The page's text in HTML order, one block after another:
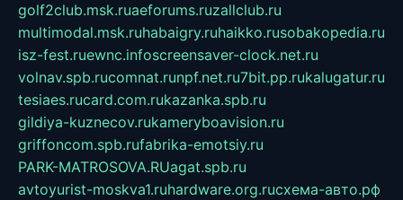
golf2club.msk.ruaeforums.ruzallclub.ru
multimodal.msk.ruhabaigry.ruhaikko.rusobakopedia.ru
isz-fest.ruewnc.infoscreensaver-clock.net.ru
volnav.spb.rucomnat.runpf.net.ru7bit.pp.rukalugatur.ru
tesiaes.rucard.com.rukazanka.spb.ru
gildiya-kuznecov.rukameryboavision.ru
griffoncom.spb.rufabrika-emotsiy.ru
PARK-MATROSOVA.RUagat.spb.ru
avtoyurist-moskva1.ruhardware.org.ruсхема-авто.рф